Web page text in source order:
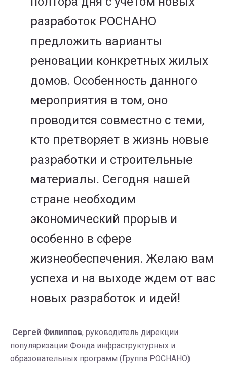
разработок РОСНАНО
предложить варианты
реновации конкретных жилых
домов. Особенность данного
мероприятия в том, оно
проводится совместно с теми,
кто претворяет в жизнь новые
разработки и строительные
материалы. Сегодня нашей
стране необходим
экономический прорыв и
особенно в сфере
жизнеобеспечения. Желаю вам
успеха и на выходе ждем от вас
новых разработок и идей!
Сергей Филиппов, руководитель дирекции
популяризации Фонда инфраструктурных и
образовательных программ (Группа РОСНАНО):